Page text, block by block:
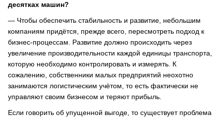
десятках машин?
— Чтобы обеспечить стабильность и развитие, небольшим
компаниям придётся, прежде всего, пересмотреть подход к
бизнес-процессам. Развитие должно происходить через
увеличение производительности каждой единицы транспорта,
которую необходимо контролировать и измерять. К
сожалению, собственники малых предприятий неохотно
занимаются логистическим учётом, то есть фактически не
управляют своим бизнесом и теряют прибыль.
Если говорить об упущенной выгоде, то существует проблема